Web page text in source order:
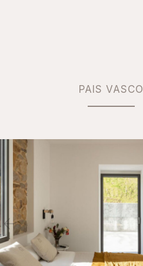
PAIS VASCO